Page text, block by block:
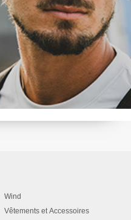
Wind
Vêtements et Accessoires